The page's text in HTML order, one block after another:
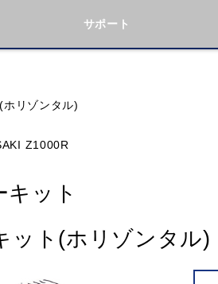
サポート
リゾンタル)
Z1000R
ット
ット(ホリゾンタル)